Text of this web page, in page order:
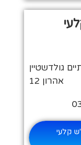
גולדשטיין
אהרון 12
קלעי